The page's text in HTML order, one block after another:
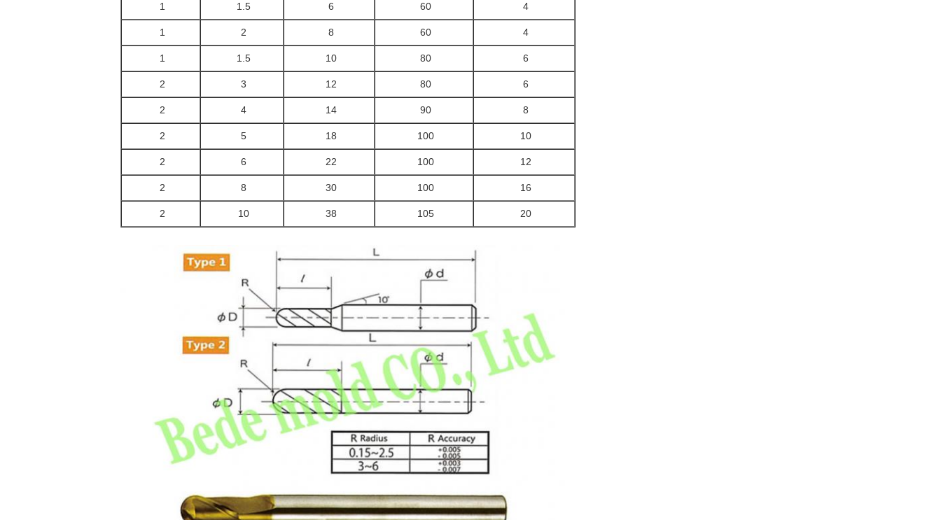
1 1.5 6 60 4
1 2 8 60 4
1 1.5 10 80 6
2 3 12 80 6
2 4 14 90 8
2 5 18 100 10
2 6 22 100 12
2 8 30 100 16
2 10 38 105 20